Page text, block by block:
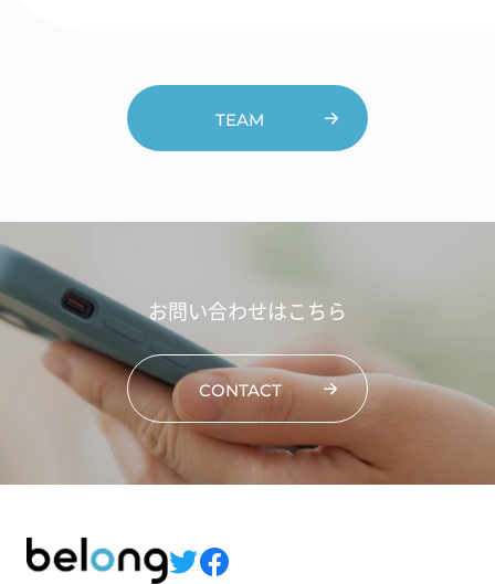
TEAM
お問い合わせはこちら
CONTACT